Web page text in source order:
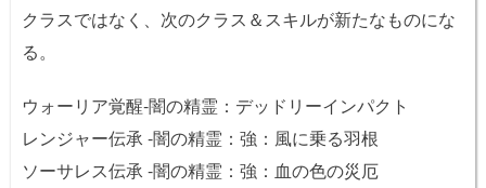
クラスではなく、次のクラス＆スキルが新たなものにな
る。
ウォーリア覚醒-闇の精霊：デッドリーインパクト
レンジャー伝承 -闇の精霊：強：風に乗る羽根
ソーサレス伝承 -闇の精霊：強：血の色の災厄